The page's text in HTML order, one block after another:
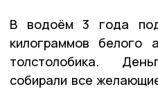
В водоём 3 года
килограммов белого
толстолобика.
собирали все